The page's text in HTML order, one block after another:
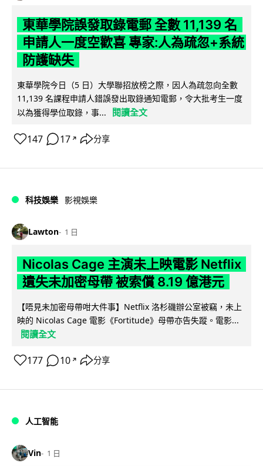
東華學院誤發取錄電郵 全數 11,139 名
申請人一度空歡喜 專家:人為疏忽+系統
防護缺失
東華學院今日（5 日）大學聯招放榜之際，因人為疏忽向全數
11,139 名課程申請人錯誤發出取錄通知電郵，令大批考生一度
以為獲得學位取錄，事...
閱讀全文
147 17 ↗ 分享
科技娛樂 影視娛樂
Lawton 1 日
Nicolas Cage 主演未上映電影 Netflix
遺失未加密母帶 被索償 8.19 億港元
【唔見未加密母帶咁大件事】Netflix 洛杉磯辦公室被竊，未上
映的 Nicolas Cage 電影《Fortitude》母帶亦告失蹤。電影...
閱讀全文
177 10 ↗ 分享
人工智能
Vin 1 日